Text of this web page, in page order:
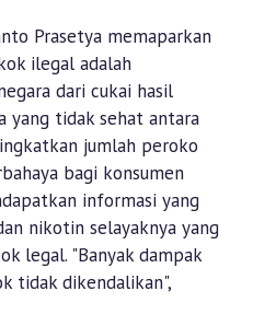
Prasetya memaparkan
ilegal adalah
dari cukai hasil
yang tidak sehat antara
jumlah peroko
bagi konsumen
informasi yang
nikotin selayaknya yang
legal. "Banyak dampak
tidak dikendalikan",